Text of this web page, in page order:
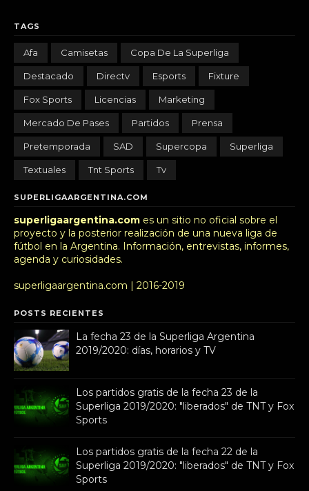
TAGS
Afa Camisetas Copa De La Superliga
Destacado Directv Esports Fixture
Fox Sports Licencias Marketing
Mercado De Pases Partidos Prensa
Pretemporada SAD Supercopa Superliga
Textuales Tnt Sports Tv
SUPERLIGAARGENTINA.COM
superligaargentina.com es un sitio no oficial sobre el
proyecto y la posterior realización de una nueva liga de
fútbol en la Argentina. Información, entrevistas, informes,
agenda y curiosidades.
superligaargentina.com | 2016-2019
POSTS RECIENTES
La fecha 23 de la Superliga Argentina
2019/2020: días, horarios y TV
Los partidos gratis de la fecha 23 de la
Superliga 2019/2020: "liberados" de TNT y Fox
Sports
Los partidos gratis de la fecha 22 de la
Superliga 2019/2020: "liberados" de TNT y Fox
Sports